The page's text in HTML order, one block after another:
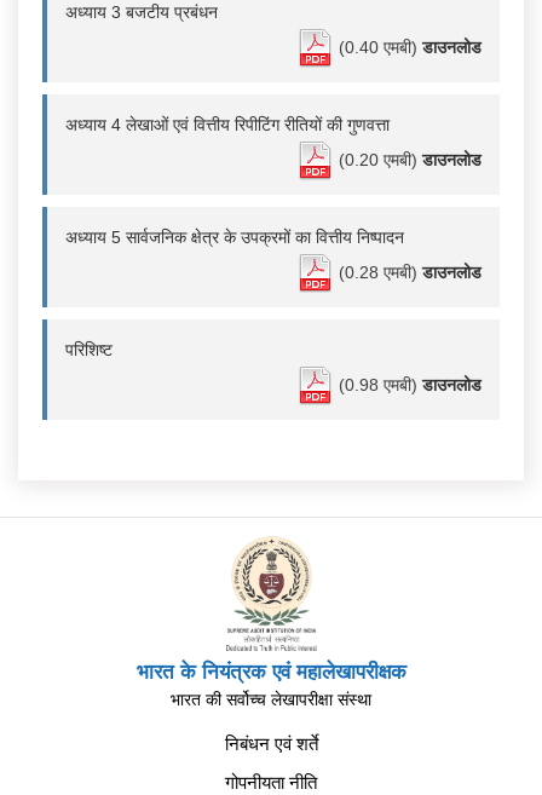
अध्याय 3 बजटीय प्रबंधन
(0.40 एमबी)डाउनलोड
अध्याय 4 लेखाओं एवं वित्तीय रिपीटिंग रीतियों की गुणवत्ता
(0.20 एमबी)डाउनलोड
अध्याय 5 सार्वजनिक क्षेत्र के उपक्रमों का वित्तीय निष्पादन
(0.28 एमबी)डाउनलोड
परिशिष्ट
(0.98 एमबी)डाउनलोड
भारत के नियंत्रक एवं महालेखापरीक्षक
भारत की सर्वोच्च लेखापरीक्षा संस्था
निबंधन एवं शर्ते
गोपनीयता नीति